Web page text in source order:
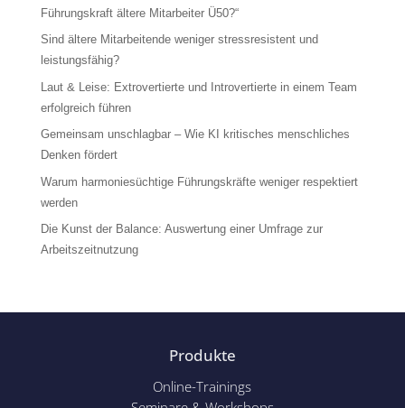
Führungskraft ältere Mitarbeiter Ü50?“
Sind ältere Mitarbeitende weniger stressresistent und
leistungsfähig?
Laut & Leise: Extrovertierte und Introvertierte in einem Team
erfolgreich führen
Gemeinsam unschlagbar – Wie KI kritisches menschliches
Denken fördert
Warum harmoniesüchtige Führungskräfte weniger respektiert
werden
Die Kunst der Balance: Auswertung einer Umfrage zur
Arbeitszeitnutzung
Produkte
Online-Trainings